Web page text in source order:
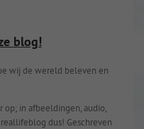
blog!
wij de wereld beleven en
op; in afbeeldingen, audio,
dus! Geschreven